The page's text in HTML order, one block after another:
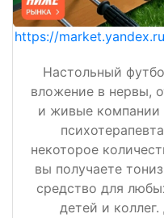
https://
Настольный
вложение в нервы,
и живые компании
некоторое
вы получаете
средство для
детей и